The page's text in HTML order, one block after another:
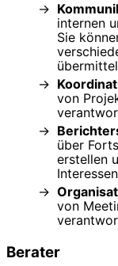
internen
Sie
von
über
erstellen
von
Berater